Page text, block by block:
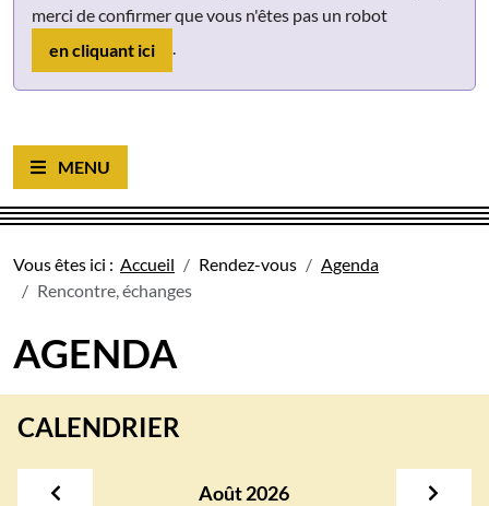
merci de confirmer que vous n'êtes pas un robot
en cliquant ici
.
Ouvrir le menu
Vous êtes ici : Accueil Rendez-vous
Agenda
Rencontre, échanges
AGENDA
CALENDRIER
Cliquer pour afficher le mois précédent
Août 2026